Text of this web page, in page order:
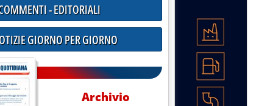
- EDITORIALI
GIORNO PER GIORNO
Archivio